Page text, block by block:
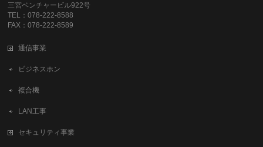
三宮ベンチャービル922号
TEL：078-222-8588
FAX：078-222-8589
通信事業
ビジネスホン
複合機
LAN工事
セキュリティ事業